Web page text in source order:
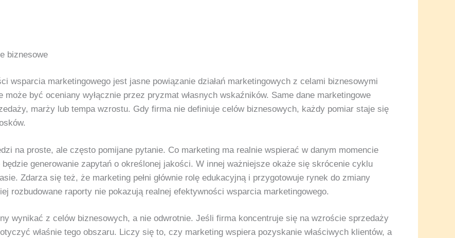
biznesowe
wsparcia marketingowego jest jasne powiązanie działań marketingowych z celami biznesowymi
być oceniany wyłącznie przez pryzmat własnych wskaźników. Same dane marketingowe
marży lub tempa wzrostu. Gdy firma nie definiuje celów biznesowych, każdy pomiar staje się
na proste, ale często pomijane pytanie. Co marketing ma realnie wspierać w danym momencie
generowanie zapytań o określonej jakości. W innej ważniejsze okaże się skrócenie cyklu
Zdarza się też, że marketing pełni głównie rolę edukacyjną i przygotowuje rynek do zmiany
rozbudowane raporty nie pokazują realnej efektywności wsparcia marketingowego.
wynikać z celów biznesowych, a nie odwrotnie. Jeśli firma koncentruje się na wzroście sprzedaży
właśnie tego obszaru. Liczy się to, czy marketing wspiera pozyskanie właściwych klientów, a